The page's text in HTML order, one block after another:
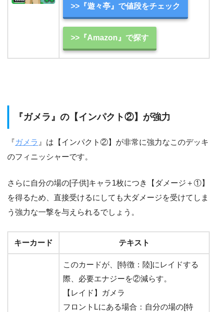
>>『遊々亭』で値段をチェック
>>『Amazon』で探す
『ガメラ』の【インパクト②】が強力
『 ガメラ 』は【インパクト②】が非常に強力なこのデッキ
のフィニッシャーです。
さらに自分の場の[子供]キャラ1枚につき【ダメージ＋①】
を得るため、直接受けるにしても大ダメージを受けてしま
う強力な一撃を与えられるでしょう。
キーカード テキスト
このカードが、[特徴：陸]にレイドする
際、必要エナジーを②減らす。
【レイド】ガメラ
フロントLにある場合：自分の場の[特